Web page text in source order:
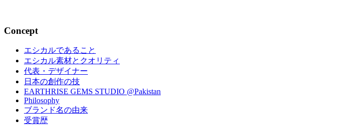
Concept
エシカルであること
エシカル素材とクオリティ
代表・デザイナー
日本の創作の技
EARTHRISE GEMS STUDIO @Pakistan
Philosophy
ブランド名の由来
受賞歴